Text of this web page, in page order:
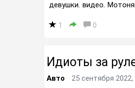
девушки, видео,
1 0
Идиоты за
Авто 25 сентября 2022,